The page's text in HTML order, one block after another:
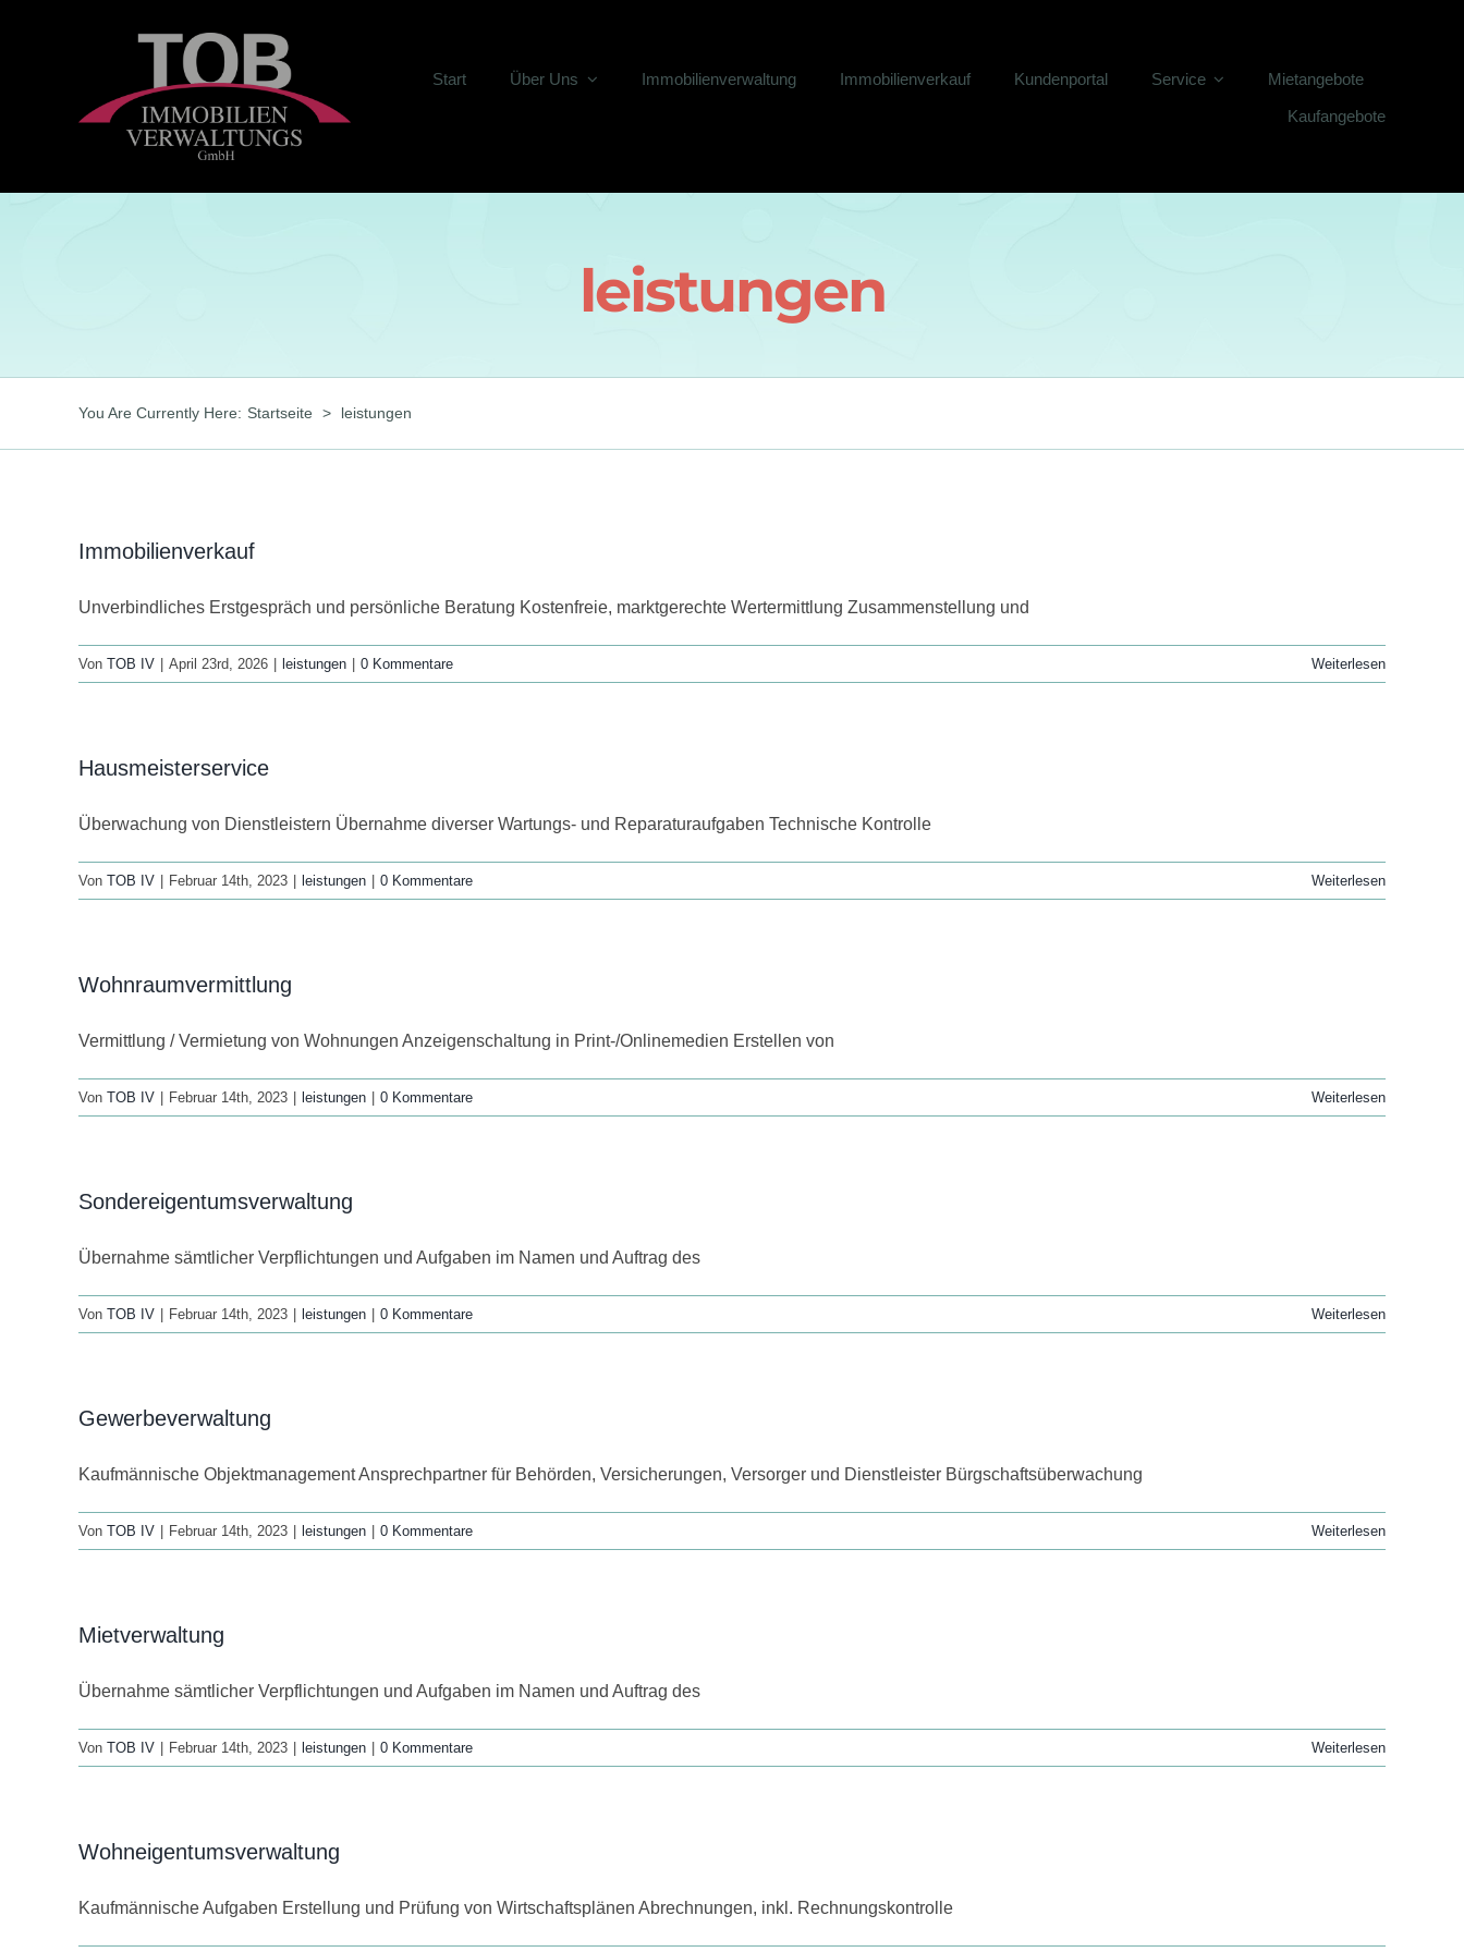
Start Über Uns Immobilienverwaltung Immobilienverkauf Kundenportal Service
Mietangebote
Kaufangebote
leistungen
You Are Currently Here: Startseite > leistungen
Immobilienverkauf
Unverbindliches Erstgespräch und persönliche Beratung Kostenfreie, marktgerechte Wertermittlung Zusammenstellung und
Von TOB IV April 23rd, 2026 leistungen 0 Kommentare Weiterlesen
Hausmeisterservice
Überwachung von Dienstleistern Übernahme diverser Wartungs- und Reparaturaufgaben Technische Kontrolle
Von TOB IV Februar 14th, 2023 leistungen 0 Kommentare Weiterlesen
Wohnraumvermittlung
Vermittlung / Vermietung von Wohnungen Anzeigenschaltung in Print-/Onlinemedien Erstellen von
Von TOB IV Februar 14th, 2023 leistungen 0 Kommentare Weiterlesen
Sondereigentumsverwaltung
Übernahme sämtlicher Verpflichtungen und Aufgaben im Namen und Auftrag des
Von TOB IV Februar 14th, 2023 leistungen 0 Kommentare Weiterlesen
Gewerbeverwaltung
Kaufmännische Objektmanagement Ansprechpartner für Behörden, Versicherungen, Versorger und Dienstleister Bürgschaftsüberwachung
Von TOB IV Februar 14th, 2023 leistungen 0 Kommentare Weiterlesen
Mietverwaltung
Übernahme sämtlicher Verpflichtungen und Aufgaben im Namen und Auftrag des
Von TOB IV Februar 14th, 2023 leistungen 0 Kommentare Weiterlesen
Wohneigentumsverwaltung
Kaufmännische Aufgaben Erstellung und Prüfung von Wirtschaftsplänen Abrechnungen, inkl. Rechnungskontrolle